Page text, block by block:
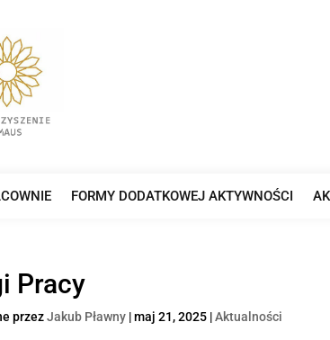
FORMY DODATKOWEJ AKTYWNOŚCI
Pracy
przezJakub Pławny |maj 21, 2025 |Aktualności